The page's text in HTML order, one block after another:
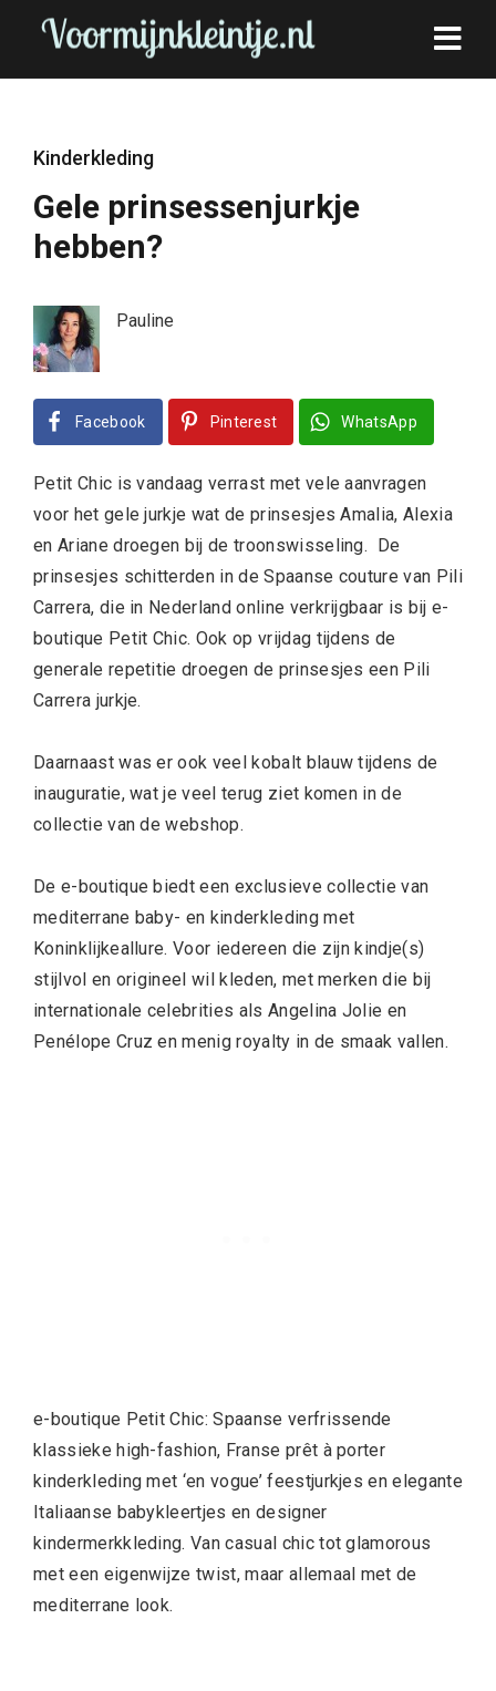
Kinderkleding
Gele prinsessenjurkje
hebben?
Pauline
Facebook Pinterest WhatsApp
Petit Chic is vandaag verrast met vele aanvragen
voor het gele jurkje wat de prinsesjes Amalia, Alexia
en Ariane droegen bij de troonswisseling. De
prinsesjes schitterden in de Spaanse couture van Pili
Carrera, die in Nederland online verkrijgbaar is bij e-
boutique Petit Chic. Ook op vrijdag tijdens de
generale repetitie droegen de prinsesjes een Pili
Carrera jurkje.
Daarnaast was er ook veel kobalt blauw tijdens de
inauguratie, wat je veel terug ziet komen in de
collectie van de webshop.
De e-boutique biedt een exclusieve collectie van
mediterrane baby- en kinderkleding met
Koninklijkeallure. Voor iedereen die zijn kindje(s)
stijlvol en origineel wil kleden, met merken die bij
internationale celebrities als Angelina Jolie en
Penélope Cruz en menig royalty in de smaak vallen.
e-boutique Petit Chic: Spaanse verfrissende
klassieke high-fashion, Franse prêt à porter
kinderkleding met ‘en vogue’ feestjurkjes en elegante
Italiaanse babykleertjes en designer
kindermerkkleding. Van casual chic tot glamorous
met een eigenwijze twist, maar allemaal met de
mediterrane look.